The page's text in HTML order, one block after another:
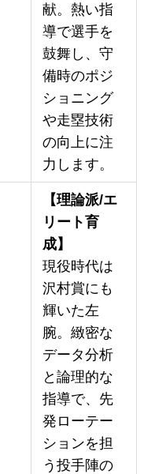
献。熱い指
導で選手を
鼓舞し、守
備時のポジ
ショニング
や走塁技術
の向上に注
力します。
【理論派/エ
リート育
成】
現役時代は
沢村賞にも
輝いた左
腕。緻密な
データ分析
と論理的な
指導で、先
発ローテー
ションを担
う投手陣の